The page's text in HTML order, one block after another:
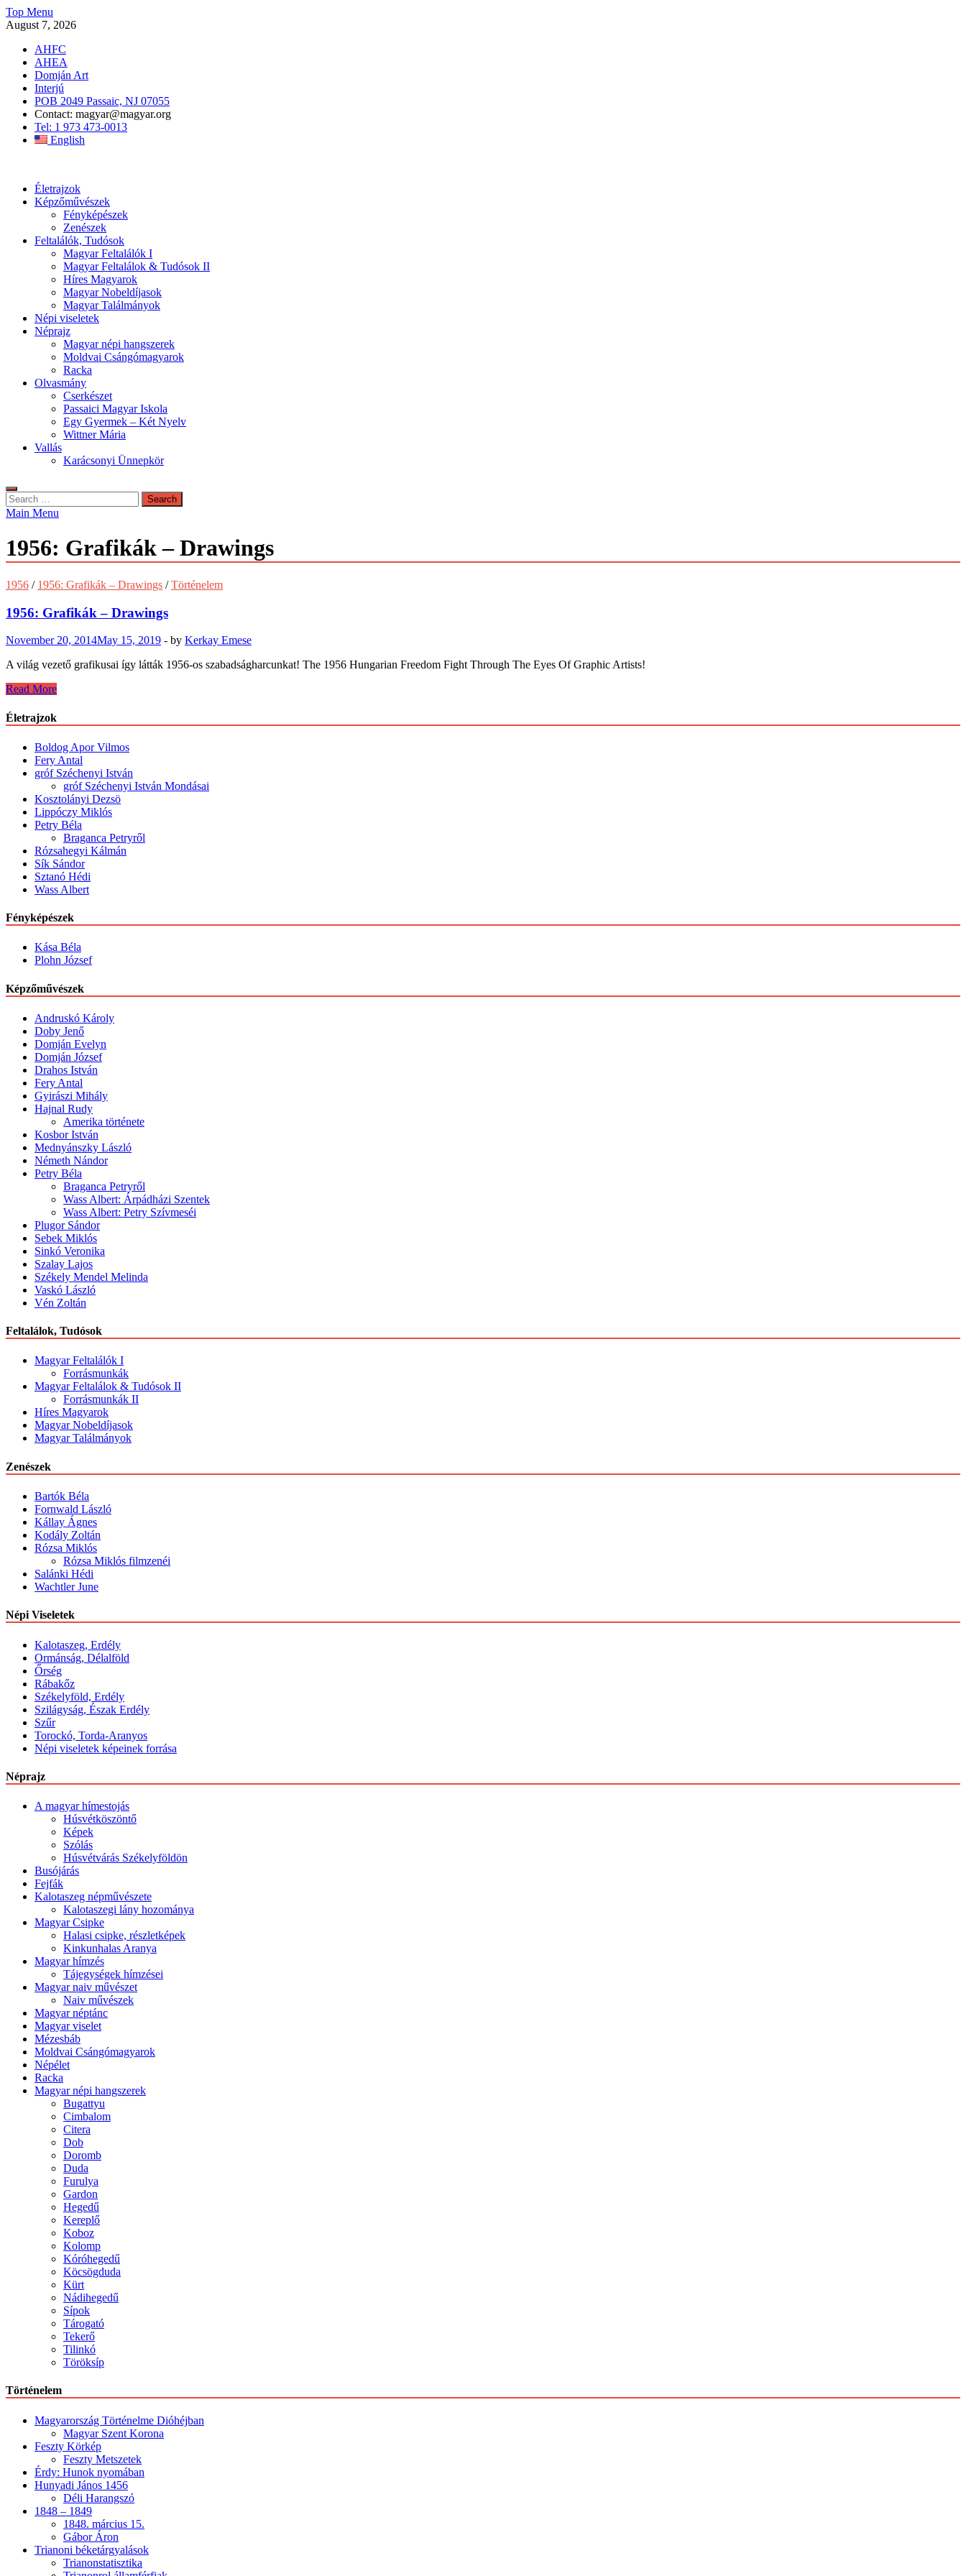
Skip
to
Top Menu
August 7, 2026
AHFC
AHEA
Domján Art
Interjú
POB 2049 Passaic, NJ 07055
Contact: magyar@magyar.org
Tel: 1 973 473-0013
English
Életrajzok
Képzőművészek
Fényképészek
Zenészek
Feltalálók, Tudósok
Magyar Feltalálók I
Magyar Feltalálok & Tudósok II
Híres Magyarok
Magyar Nobeldíjasok
Magyar Találmányok
Népi viseletek
Néprajz
Magyar népi hangszerek
Moldvai Csángómagyarok
Racka
Olvasmány
Cserkészet
Passaici Magyar Iskola
Egy Gyermek – Két Nyelv
Wittner Mária
Vallás
Karácsonyi Ünnepkör
Search
for:
Main Menu
1956: Grafikák – Drawings
1956 / 1956: Grafikák – Drawings /Történelem
1956: Grafikák – Drawings
November 20, 2014May 15, 2019 - by Kerkay Emese
A világ vezető grafikusai így látták 1956-os szabadságharcunkat! The 1956 Hungarian Freedom Fight Through The Eyes Of Graphic Artists!
1956:
–
Drawings
Read More
Életrajzok
Boldog Apor Vilmos
Fery Antal
gróf Széchenyi István
gróf Széchenyi István Mondásai
Kosztolányi Dezsö
Lippóczy Miklós
Petry Béla
Braganca Petryről
Rózsahegyi Kálmán
Sík Sándor
Sztanó Hédi
Wass Albert
Fényképészek
Kása Béla
Plohn József
Képzőművészek
Andruskó Károly
Doby Jenő
Domján Evelyn
Domján József
Drahos István
Fery Antal
Gyirászi Mihály
Hajnal Rudy
Amerika története
Kosbor István
Mednyánszky László
Németh Nándor
Petry Béla
Braganca Petryről
Wass Albert: Árpádházi Szentek
Wass Albert: Petry Szívmeséi
Plugor Sándor
Sebek Miklós
Sinkó Veronika
Szalay Lajos
Székely Mendel Melinda
Vaskó László
Vén Zoltán
Feltalálok, Tudósok
Magyar Feltalálók I
Forrásmunkák
Magyar Feltalálok & Tudósok II
Forrásmunkák II
Híres Magyarok
Magyar Nobeldíjasok
Magyar Találmányok
Zenészek
Bartók Béla
Fornwald László
Kállay Ágnes
Kodály Zoltán
Rózsa Miklós
Rózsa Miklós filmzenéi
Salánki Hédi
Wachtler June
Népi Viseletek
Kalotaszeg, Erdély
Ormánság, Délalföld
Őrség
Rábakőz
Székelyföld, Erdély
Szilágyság, Észak Erdély
Szűr
Torockó, Torda-Aranyos
Népi viseletek képeinek forrása
Néprajz
A magyar hímestojás
Húsvétköszöntő
Képek
Szólás
Húsvétvárás Székelyföldön
Busójárás
Fejfák
Kalotaszeg népművészete
Kalotaszegi lány hozománya
Magyar Csipke
Halasi csipke, részletképek
Kinkunhalas Aranya
Magyar hímzés
Tájegységek hímzései
Magyar naiv művészet
Naiv művészek
Magyar néptánc
Magyar viselet
Mézesbáb
Moldvai Csángómagyarok
Népélet
Racka
Magyar népi hangszerek
Bugattyu
Cimbalom
Citera
Dob
Doromb
Duda
Furulya
Gardon
Hegedű
Kereplő
Koboz
Kolomp
Kóróhegedű
Köcsögduda
Kürt
Nádihegedű
Sípok
Tárogató
Tekerő
Tilinkó
Töröksíp
Történelem
Magyarország Történelme Dióhéjban
Magyar Szent Korona
Feszty Körkép
Feszty Metszetek
Érdy: Hunok nyomában
Hunyadi János 1456
Déli Harangszó
1848 – 1849
1848. március 15.
Gábor Áron
Trianoni béketárgyalások
Trianonstatisztika